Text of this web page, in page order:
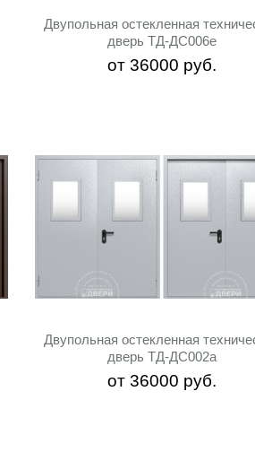
Двупольная остекленная
дверь ТД-ДС006e
от36000 руб.
Двупольная остекленная
дверь ТД-ДС002a
от36000 руб.